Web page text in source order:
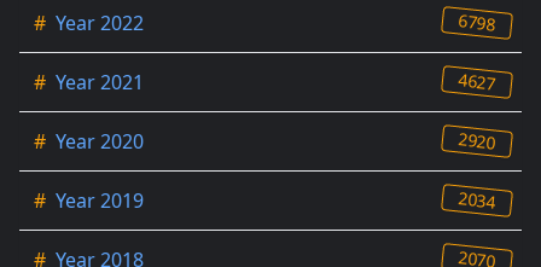
# Year 2022 6798
# Year 2021 4627
# Year 2020 2920
# Year 2019 2034
# Year 2018 2070